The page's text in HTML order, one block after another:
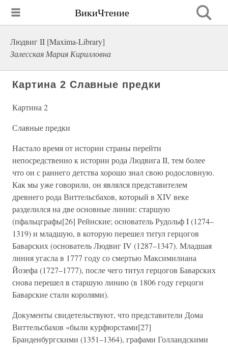
ВикиЧтение
Людвиг II [Maxima-Library]
Залесская Мария Кирилловна
Картина 2 Славные предки
Картина 2
Славные предки
Настало время от истории страны перейти
непосредственно к истории рода Людвига II, тем более
что он с раннего детства хорошо знал свою родословную.
Как мы уже говорили, он являлся представителем
древнего рода Виттельсбахов, который в XIV веке
разделился на две основные линии: старшую
(пфальцграфы[26] Рейнские; основатель Рудольф I (1274–
1319) и младшую, в которую перешел титул герцогов
Баварских (основатель Людвиг IV (1287–1347). Младшая
линия угасла в 1777 году со смертью Максимилиана
Йозефа (1727–1777), после чего титул герцогов Баварских
снова перешел в старшую линию (в 1806 году герцоги
Баварские стали королями).
Документы свидетельствуют, что представители Дома
Виттельсбахов «были курфюрстами[27]
Бранденбургскими (1351–1364), графами Голландскими